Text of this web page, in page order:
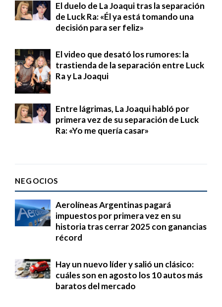
El duelo de La Joaqui tras la separación
de Luck Ra: «Él ya está tomando una
decisión para ser feliz»
El video que desató los rumores: la
trastienda de la separación entre Luck
Ra y La Joaqui
Entre lágrimas, La Joaqui habló por
primera vez de su separación de Luck
Ra: «Yo me quería casar»
NEGOCIOS
Aerolíneas Argentinas pagará
impuestos por primera vez en su
historia tras cerrar 2025 con ganancias
récord
Hay un nuevo líder y salió un clásico:
cuáles son en agosto los 10 autos más
baratos del mercado